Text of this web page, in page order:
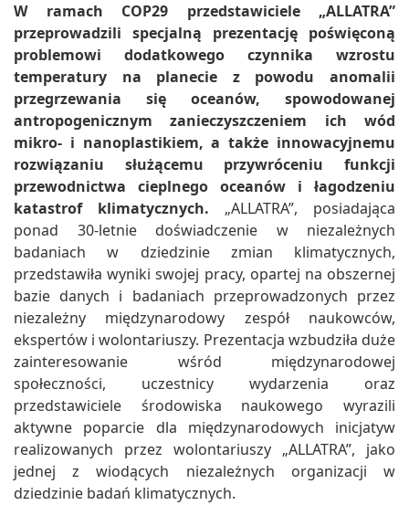
W ramach COP29 przedstawiciele „ALLATRA”
przeprowadzili specjalną prezentację poświęconą
problemowi dodatkowego czynnika wzrostu
temperatury na planecie z powodu anomalii
przegrzewania się oceanów, spowodowanej
antropogenicznym zanieczyszczeniem ich wód
mikro- i nanoplastikiem, a także innowacyjnemu
rozwiązaniu służącemu przywróceniu funkcji
przewodnictwa cieplnego oceanów i łagodzeniu
katastrof klimatycznych. „ALLATRA”, posiadająca
ponad 30-letnie doświadczenie w niezależnych
badaniach w dziedzinie zmian klimatycznych,
przedstawiła wyniki swojej pracy, opartej na obszernej
bazie danych i badaniach przeprowadzonych przez
niezależny międzynarodowy zespół naukowców,
ekspertów i wolontariuszy. Prezentacja wzbudziła duże
zainteresowanie wśród międzynarodowej
społeczności, uczestnicy wydarzenia oraz
przedstawiciele środowiska naukowego wyrazili
aktywne poparcie dla międzynarodowych inicjatyw
realizowanych przez wolontariuszy „ALLATRA”, jako
jednej z wiodących niezależnych organizacji w
dziedzinie badań klimatycznych.